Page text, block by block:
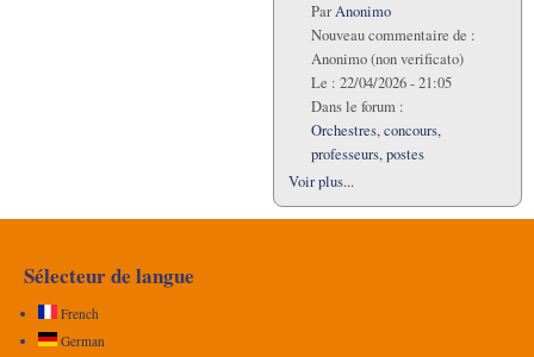
ParAnonimo
Nouveau commentaire de :
Anonimo (non verificato)
Le : 22/04/2026 - 21:05
Dans le forum :
Orchestres, concours,
professeurs, postes
Voir plus...
Sélecteur de langue
French
German